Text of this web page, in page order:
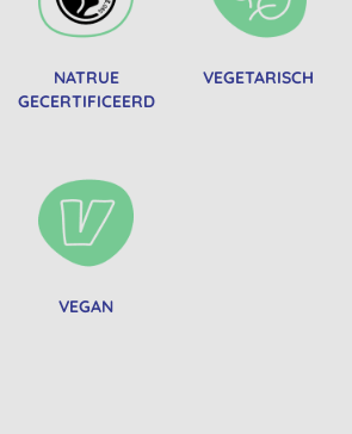
NATRUE
GECERTIFICEERD
VEGETARISCH
VEGAN